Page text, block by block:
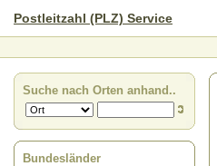
Postleitzahl (PLZ) Service
Suche nach Orten anhand..
Bundesländer